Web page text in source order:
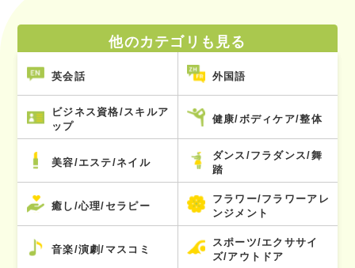
他のカテゴリも見る
英会話 外国語
ビジネス資格/スキルア
ップ
健康/ボディケア/整体
美容/エステ/ネイル
ダンス/フラダンス/舞
踏
癒し/心理/セラピー
フラワー/フラワーアレ
ンジメント
音楽/演劇/マスコミ
スポーツ/エクササイ
ズ/アウトドア